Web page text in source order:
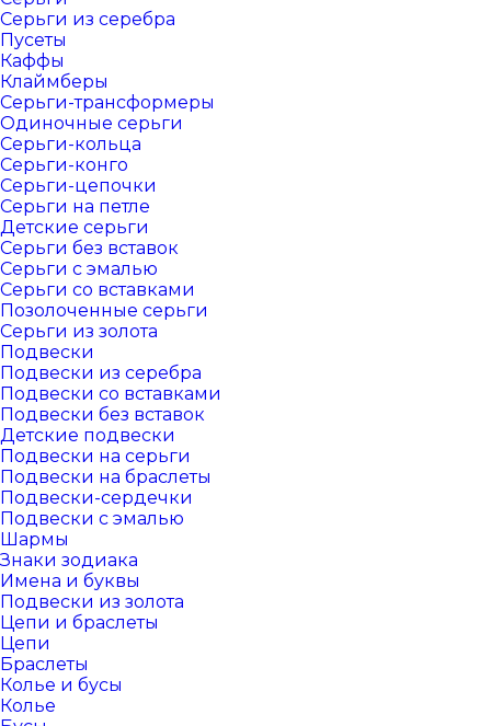
Серьги из серебра
Пусеты
Каффы
Клаймберы
Серьги-трансформеры
Одиночные серьги
Серьги-кольца
Серьги-конго
Серьги-цепочки
Серьги на петле
Детские серьги
Серьги без вставок
Серьги с эмалью
Серьги со вставками
Позолоченные серьги
Серьги из золота
Подвески
Подвески из серебра
Подвески со вставками
Подвески без вставок
Детские подвески
Подвески на серьги
Подвески на браслеты
Подвески-сердечки
Подвески с эмалью
Шармы
Знаки зодиака
Имена и буквы
Подвески из золота
Цепи и браслеты
Цепи
Браслеты
Колье и бусы
Колье